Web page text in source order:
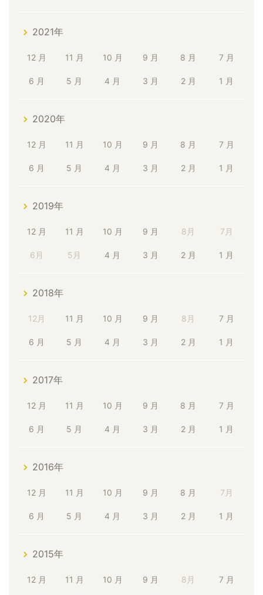
2021年
12 月 11 月 10 月 9 月 8 月 7 月
6 月 5 月 4 月 3 月 2 月 1 月
2020年
12 月 11 月 10 月 9 月 8 月 7 月
6 月 5 月 4 月 3 月 2 月 1 月
2019年
12 月 11 月 10 月 9 月 8月 7月
6月 5月 4 月 3 月 2 月 1 月
2018年
12月 11 月 10 月 9 月 8月 7 月
6 月 5 月 4 月 3 月 2 月 1 月
2017年
12 月 11 月 10 月 9 月 8 月 7 月
6 月 5 月 4 月 3 月 2 月 1 月
2016年
12 月 11 月 10 月 9 月 8 月 7月
6 月 5 月 4 月 3 月 2 月 1 月
2015年
12 月 11 月 10 月 9 月 8月 7 月